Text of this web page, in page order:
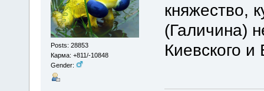
Posts: 28853
Карма: +811/-10848
Gender:
княжество,
(Галичина)
Киевского и